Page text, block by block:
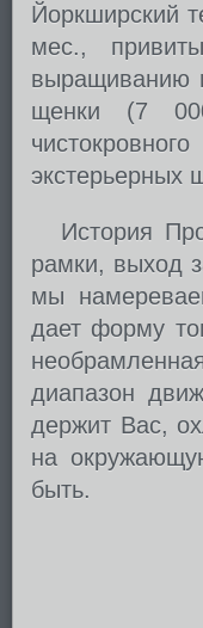
Йоркширский
мес.,
выращиванию
щенки (7
экстерьерных
История
рамки, выход
мы
дает форму
диапазон
держит Вас,
на
быть.